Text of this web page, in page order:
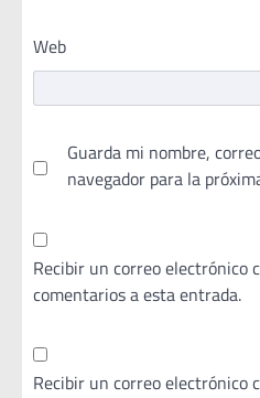
Web
Guarda mi nombre,
navegador para la
Recibir un correo electrónico
comentarios a esta entrada.
Recibir un correo electrónico